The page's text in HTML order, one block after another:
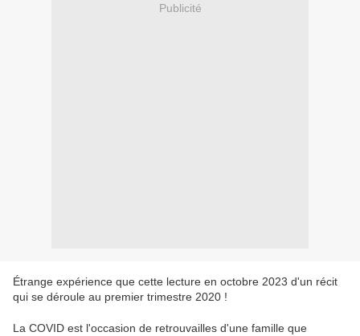
Publicité
Étrange expérience que cette lecture en octobre 2023 d'un récit
qui se déroule au premier trimestre 2020 !
La COVID est l'occasion de retrouvailles d'une famille que